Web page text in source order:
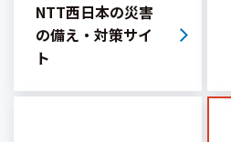
NTT西日本の災害
の備え・ 対策サイ
ト